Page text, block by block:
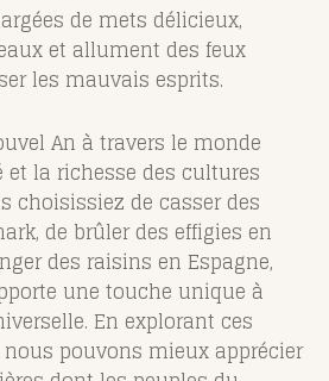
de mets délicieux,
et allument des feux
les mauvais esprits.
An à travers le monde
la richesse des cultures
choisissiez de casser des
de brûler des effigies en
des raisins en Espagne,
une touche unique à
En explorant ces
pouvons mieux apprécier